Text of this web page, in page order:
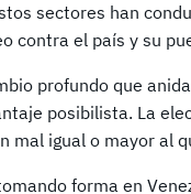
sectores han
contra el país y su
profundo que
posibilista. La
igual o mayor al
forma en